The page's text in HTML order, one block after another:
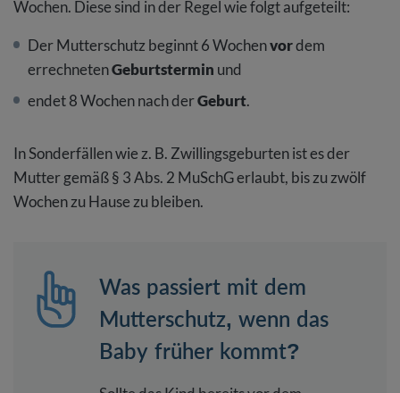
Wochen. Diese sind in der Regel wie folgt aufgeteilt:
Der Mutterschutz beginnt 6 Wochenvordem
errechnetenGeburtstermin und
endet 8 Wochen nach derGeburt.
In Sonderfällen wie z. B. Zwillingsgeburten ist es der
Mutter gemäß § 3 Abs. 2 MuSchG erlaubt, bis zu zwölf
Wochen zu Hause zu bleiben.
Was passiert mit dem
Mutterschutz, wenn das
Baby früher kommt?